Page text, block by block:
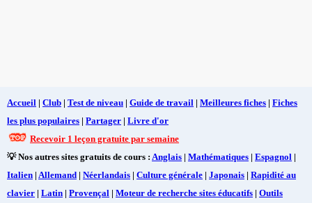
Accueil | Club | Test de niveau | Guide de travail | Meilleures fiches | Fiches
les plus populaires | Partager | Livre d'or
Recevoir 1 leçon gratuite par semaine
💡 Nos autres sites gratuits de cours : Anglais | Mathématiques | Espagnol |
Italien | Allemand | Néerlandais | Culture générale | Japonais | Rapidité au
clavier | Latin | Provençal | Moteur de recherche sites éducatifs | Outils